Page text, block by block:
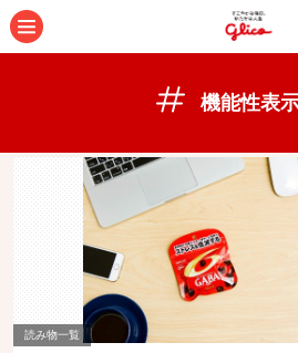
機能性表
読み物一覧